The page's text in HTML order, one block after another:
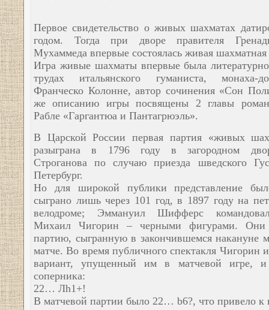
Первое свидетельство о живых шахматах
годом. Тогда при дворе правителя
Мухаммеда впервые состоялась живая шахматная
Игра живые шахматы впервые была
трудах итальянского гуманиста, монаха-
Франческо Колонне, автор сочинения «Сон
же описанию игры посвящены 2 главы
Рабле «Гаргантюа и Пантагрюэль».
В Царской России первая партия «живых
разыграна в 1796 году в загородном
Строганова по случаю приезда шведского
Петербург.
Но для широкой публики представление
сыграно лишь через 101 год, в 1897 году на
велодроме; Эммануил Шифферс
Михаил Чигорин – черными фигурами. Они
партию, сыгранную в закончившемся накануне
матче. Во время публичного спектакля Чигорин
вариант, упущенный им в матчевой игре, и
соперника:
22… Лh1+!
В матчевой партии было 22… b6?, что привело к